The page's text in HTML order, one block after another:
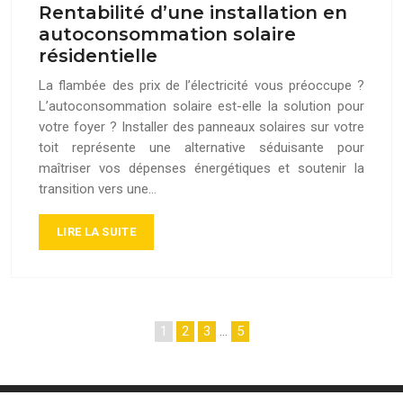
Rentabilité d’une installation en
autoconsommation solaire
résidentielle
La flambée des prix de l’électricité vous préoccupe ?
L’autoconsommation solaire est-elle la solution pour
votre foyer ? Installer des panneaux solaires sur votre
toit représente une alternative séduisante pour
maîtriser vos dépenses énergétiques et soutenir la
transition vers une…
LIRE LA SUITE
1 2 3 … 5